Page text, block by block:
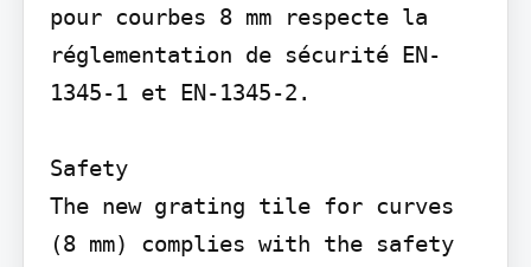
pour courbes 8 mm respecte la
réglementation de sécurité EN-
1345-1 et EN-1345-2.
Safety
The new grating tile for curves
(8 mm) complies with the safety